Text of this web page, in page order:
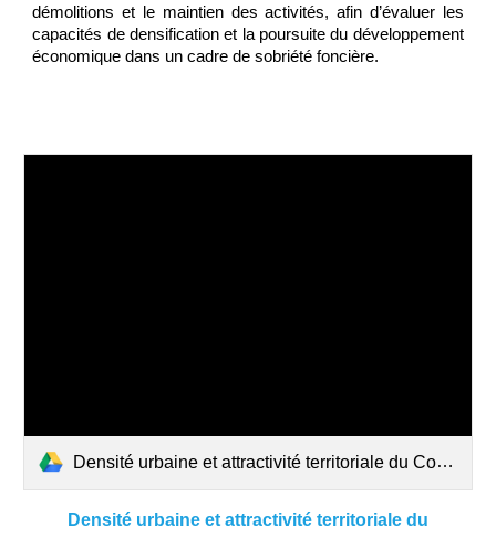
démolitions et le maintien des activités, afin d’évaluer les
capacités de densification et la poursuite du développement
économique dans un cadre de sobriété foncière.
Densité urbaine et attractivité territoriale du Cotentin - Edouard Dequeker.pdf
Densité urbaine et attractivité territoriale du